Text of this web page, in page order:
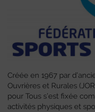
Créée en 1967 par
Ouvrières et Rurales
pour Tous s’est fixée
activités physiques et